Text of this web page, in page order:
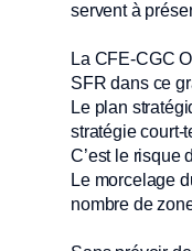
servent à
La CFE-CGC
SFR dans ce
Le plan
stratégie court-
C’est le risque
Le morcelage
nombre de